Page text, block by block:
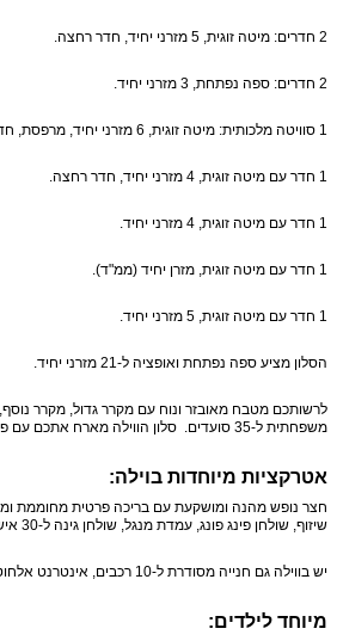
2 חדרים: מיטה זוגית, 5 מזרני יחיד, חדר רחצה.
2 חדרים: ספה נפתחת, 3 מזרני יחיד.
1 סוויטה מלכותית: מיטה זוגית, 6 מזרני יחיד, מרפסת, חדר רחצה עם ג'קוזי.
1 חדר עם מיטה זוגית, 4 מזרני יחיד, חדר רחצה.
1 חדר עם מיטה זוגית, 4 מזרני יחיד.
1 חדר עם מיטה זוגית, מזרן יחיד (ממ"ד).
1 חדר עם מיטה זוגית, 5 מזרני יחיד.
הסלון מציע ספה נפתחת ואופציה ל-21 מזרני יחיד.
לרשותכם מטבח מאובזר ונוח עם מקרר גדול, מקרר נוסף,
משפחתית ל-35 סועדים. סלון הווילה מארח אתכם עם פינת ישיבה מרווחת ונוחה ל-20 איש, מסך שטוח 45 אינטש.
אטרקציות מיוחדות בוילה:
שיזוף, שולחן פינג פונג, עמדת מנגל, שולחן גינה ל-30 איש, שולחן מתקפל.
יש בווילה גם חנייה מסודרת ל-10 רכבים, אינטרנט אלחוטי, ערוצי הוט, אפשרות להזמין ארוחות בוקר טובות אל הווילה בתיאום מראש ותשלום נוסף.
מיוחד לילדים: